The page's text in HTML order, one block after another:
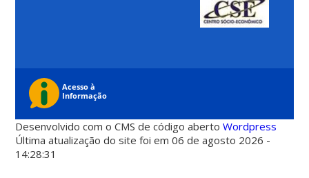
Desenvolvido com o CMS de código abertoWordpress
Última atualização do site foi em 06 de agosto 2026 -
14:28:31